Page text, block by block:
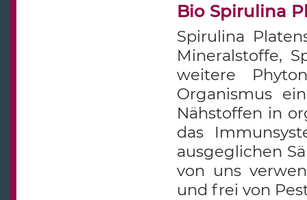
Bio Spirulina
Spirulina
Mineralstoffe,
weitere
Organismus
Nähstoffen in
das
ausgeglichen
von uns
und frei von